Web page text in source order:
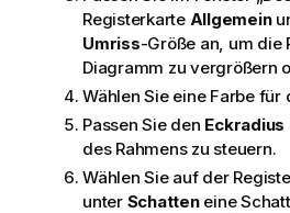
Registerkarte Allgemein
Umriss-Größe an, um die
Diagramm zu vergrößern
Wählen Sie eine Farbe für
Passen Sie den Eckradius
des Rahmens zu steuern.
Wählen Sie auf der
unter Schatteneine